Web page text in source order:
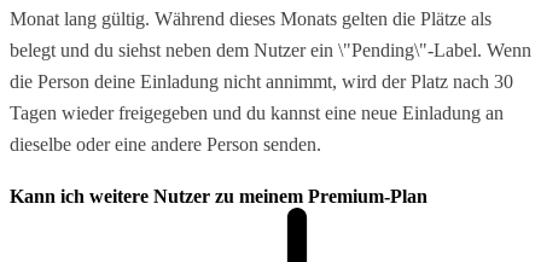
Monat lang gültig. Während dieses Monats gelten die Plätze als
belegt und du siehst neben dem Nutzer ein \"Pending\"-Label. Wenn
die Person deine Einladung nicht annimmt, wird der Platz nach 30
Tagen wieder freigegeben und du kannst eine neue Einladung an
dieselbe oder eine andere Person senden.
Kann ich weitere Nutzer zu meinem Premium-Plan